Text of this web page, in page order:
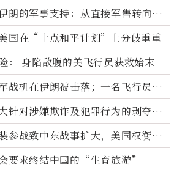
朗的军事支持：从直接军售转向间
让
国在“十点和平计划”上分歧重重
： 身陷敌腹的美飞行员获救始末
战机在伊朗被击落；一名飞行员失
针对涉嫌欺诈及犯罪行为的剥夺公
参战致中东战事扩大，美国权衡地
可能性
要求终结中国的“生育旅游”